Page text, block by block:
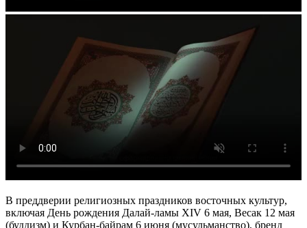
В преддверии религиозных праздников восточных культур,
включая День рождения Далай-ламы XIV 6 мая, Весак 12 мая
(буддизм) и Курбан-байрам 6 июня (мусульманство), бренд